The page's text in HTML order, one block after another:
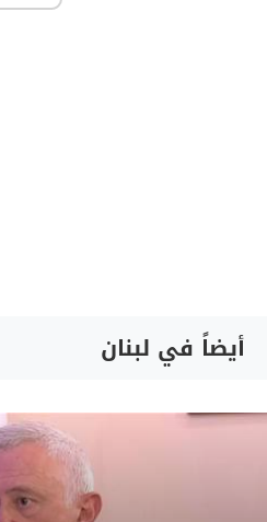
أيضاً في لبنان